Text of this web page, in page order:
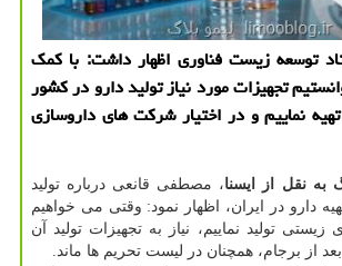
توسعه زیست فناوری اظهار داشت: با كمك
تجهیزات مورد نیاز تولید دارو در كشور
نماییم و در اختیار شركت های داروسازی
به نقل از ایسنا، مصطفی قانعی درباره تولید
دارو در ایران، اظهار نمود: وقتی می خواهیم
زیستی تولید نماییم، نیاز به تجهیزات تولید آن
از برجام، همچنان در لیست تحریم ها ماند.